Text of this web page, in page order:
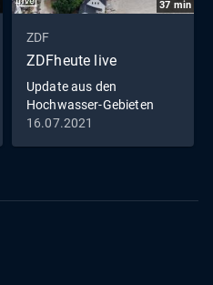
37 min
ZDF
ZDFheute live
Update aus den
Hochwasser-Gebieten
16.07.2021